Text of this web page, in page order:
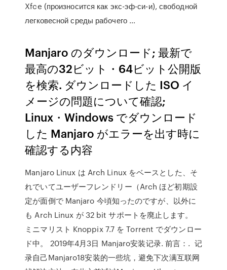
Xfce (произносится как экс-эф-си-и), свободной
легковесной среды рабочего …
Manjaro のダウンロード; 最新で
最高の32ビット・64ビット公開版
を検索. ダウンロードした ISO イ
メージの問題について確認;
Linux・Windows でダウンロード
した Manjaro がエラーを出す時に
確認する内容
Manjaro Linux は Arch Linux をベースとした、そ
れでいてユーザーフレンドリー（Arch ほど初期設
定が面倒で Manjaro 今頃知ったのですが、以外に
も Arch Linux が 32 bit サポートを廃止します。
ミニマリスト Knoppix 7.7 を Torrent でダウンロー
ド中。 2019年4月3日 Manjaro安装记录. 前言：. ​ 记
录自己Manjaro18安装的一些坑，避免下次满互联网